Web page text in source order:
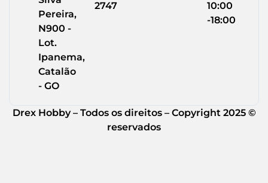
Pereira,
N900 -
Lot.
Ipanema,
Catalão
- GO
2747
10:00
-18:00
Drex Hobby – Todos os direitos – Copyright 2025 ©
reservados